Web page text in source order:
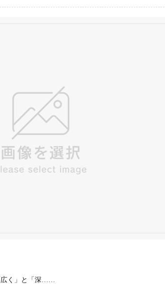
く」と「深……